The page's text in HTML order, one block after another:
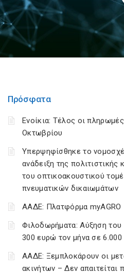
Πρόσφατα
Ενοίκια: Τέλος οι
Οκτωβρίου
Υπερψηφίσθηκε το
ανάδειξη της πολιτιστικής
του οπτικοακουστικού
πνευματικών δικαιωμάτων
ΑΑΔΕ: Πλατφόρμα myAGRO
Φιλοδωρήματα: Αύξηση
300 ευρώ τον μήνα σε
ΑΑΔΕ: Ξεμπλοκάρουν οι
ακινήτων – Δεν